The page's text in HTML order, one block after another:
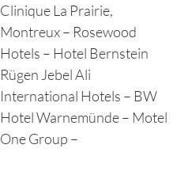
Clinique La Prairie,
Montreux – Rosewood
Hotels – Hotel Bernstein
Rügen Jebel Ali
International Hotels – BW
Hotel Warnemünde – Motel
One Group –